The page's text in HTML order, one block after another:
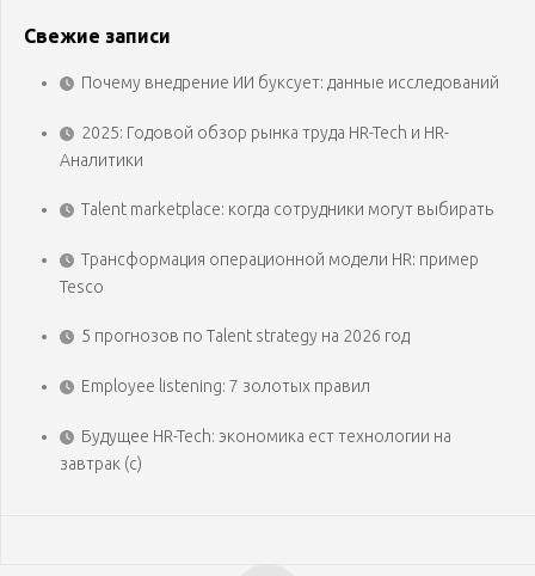
Свежие записи
Почему внедрение ИИ буксует: данные исследований
2025: Годовой обзор рынка труда HR-Tech и HR-
Аналитики
Talent marketplace: когда сотрудники могут выбирать
Трансформация операционной модели HR: пример
Tesco
5 прогнозов по Talent strategy на 2026 год
Employee listening: 7 золотых правил
Будущее HR-Tech: экономика ест технологии на
завтрак (с)